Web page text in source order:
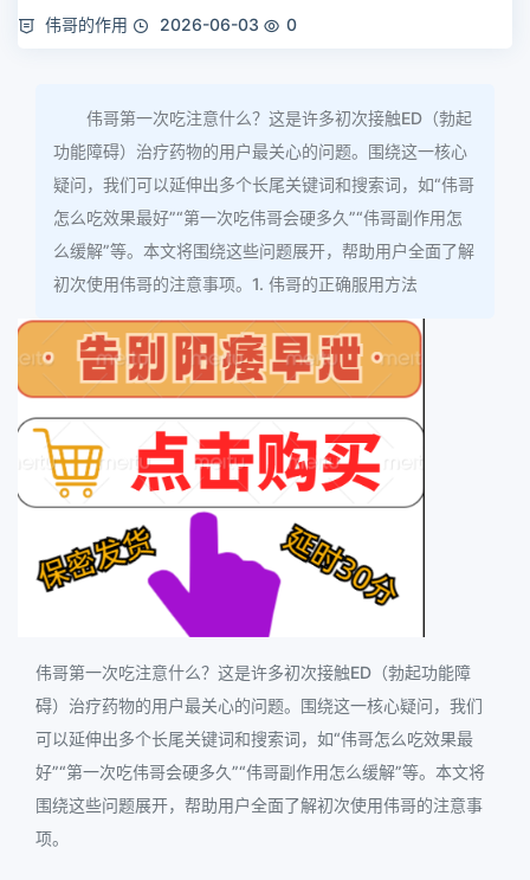
伟哥的作用 2026-06-03 0
伟哥第一次吃注意什么？这是许多初次接触ED（勃起
功能障碍）治疗药物的用户最关心的问题。围绕这一核心
疑问，我们可以延伸出多个长尾关键词和搜索词，如“伟哥
怎么吃效果最好”“第一次吃伟哥会硬多久”“伟哥副作用怎
么缓解”等。本文将围绕这些问题展开，帮助用户全面了解
初次使用伟哥的注意事项。1. 伟哥的正确服用方法
伟哥第一次吃注意什么？这是许多初次接触ED（勃起功能障
碍）治疗药物的用户最关心的问题。围绕这一核心疑问，我们
可以延伸出多个长尾关键词和搜索词，如“伟哥怎么吃效果最
好”“第一次吃伟哥会硬多久”“伟哥副作用怎么缓解”等。本文将
围绕这些问题展开，帮助用户全面了解初次使用伟哥的注意事
项。